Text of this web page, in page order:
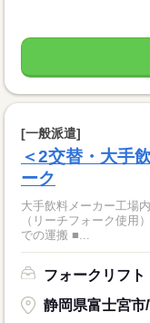
[一般派遣]
＜2交替・大手
ーク
大手飲料メーカー工場内でのフォー
（リーチフォーク使用） ■トラックからの資材おろし ■指定の場所ま
での運搬 ■...
フォークリフト
静岡県富士宮市